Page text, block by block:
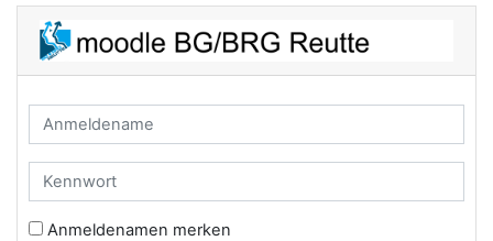
Zum Hauptinhalt
Anmeldename
Kennwort
Anmeldenamen merken